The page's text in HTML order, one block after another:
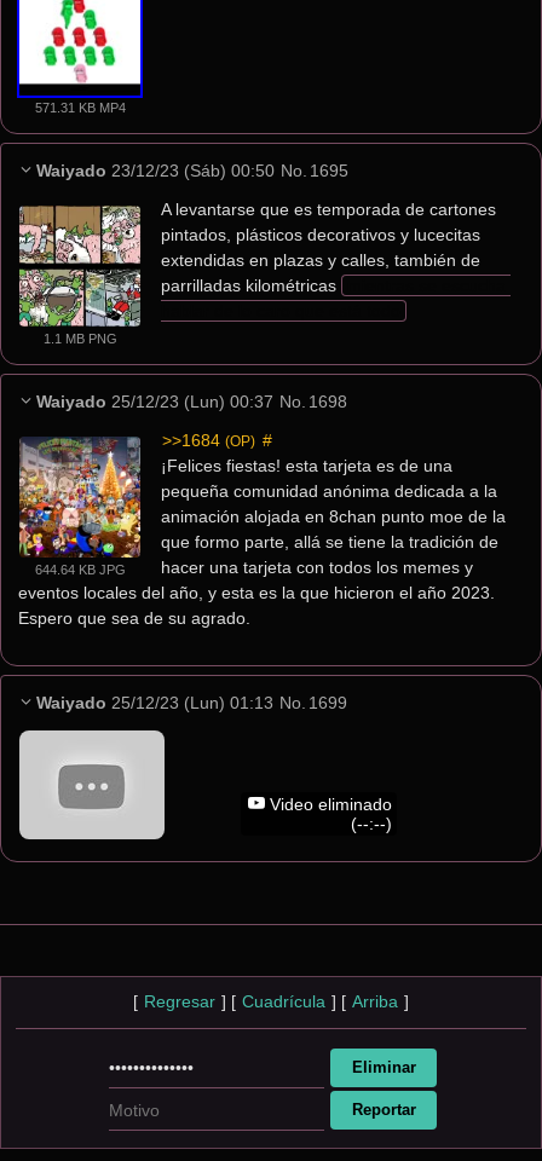
571.31 KB MP4
Waiyado 23/12/23 (Sáb) 00:50 No. 1695
1.1 MB PNG
A levantarse que es temporada de cartones
pintados, plásticos decorativos y lucecitas
extendidas en plazas y calles, también de
parrilladas kilométricas
Waiyado 25/12/23 (Lun) 00:37 No. 1698
644.64 KB JPG
>>1684 (OP) #
¡Felices fiestas! esta tarjeta es de una
pequeña comunidad anónima dedicada a la
animación alojada en 8chan punto moe de la
que formo parte, allá se tiene la tradición de
hacer una tarjeta con todos los memes y
eventos locales del año, y esta es la que hicieron el año 2023.
Espero que sea de su agrado.
Waiyado 25/12/23 (Lun) 01:13 No. 1699
Video eliminado
(--:--)
[ Regresar ] [ Cuadrícula ] [ Arriba ]